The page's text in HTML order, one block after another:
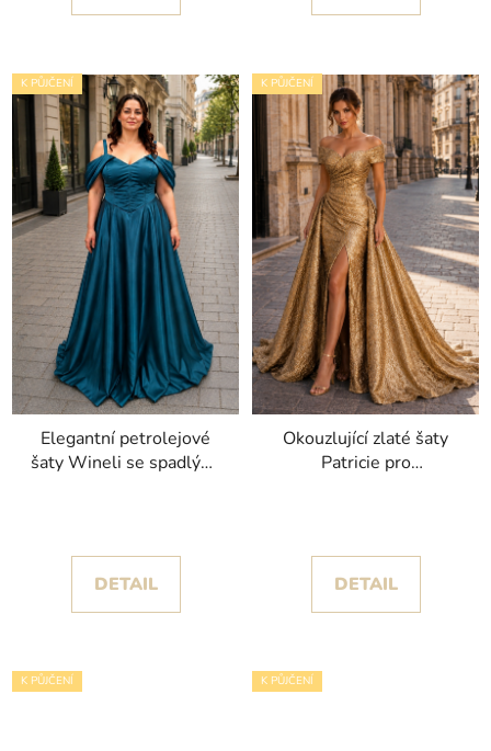
K PŮJČENÍ
Elegantní petrolejové
šaty Wineli se spadlými
DETAIL
K PŮJČENÍ
Okouzlující zlaté šaty
Patricie pro
DETAIL
K PŮJČENÍ K PŮJČENÍ